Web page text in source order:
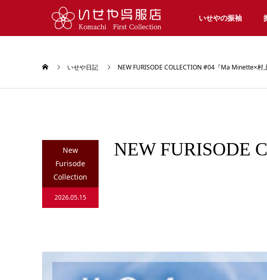
いせやの振袖
いせや日記 NEW FURISODE COLLECTION #04『Ma Minette×村
New
Furisode
Collection
2026.05.15
NEW FURISODE